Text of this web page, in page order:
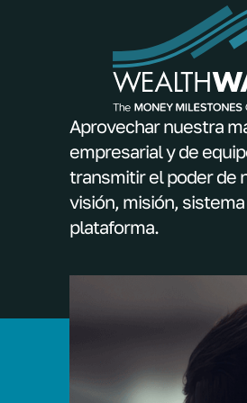
Aprovechar nuestra
empresarial y de
transmitir el poder de
visión, misión,
plataforma.